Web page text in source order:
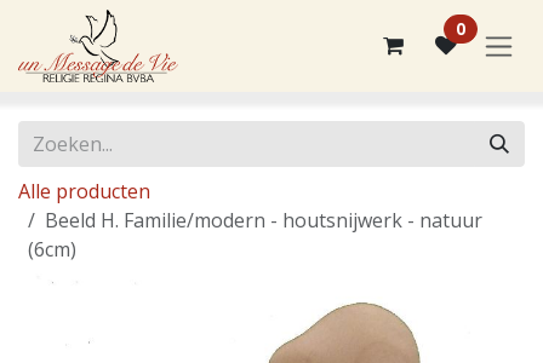
Overslaan naar inhoud
0
Alle producten
Beeld H. Familie/modern - houtsnijwerk - natuur
(6cm)